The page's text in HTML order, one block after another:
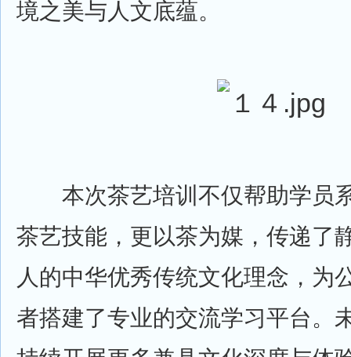
境之美与人文底蕴。
本次茶艺培训不仅帮助学员
茶艺技能，更以茶为媒，传递了
人的中华优秀传统文化理念，为
者搭建了专业的交流学习平台。